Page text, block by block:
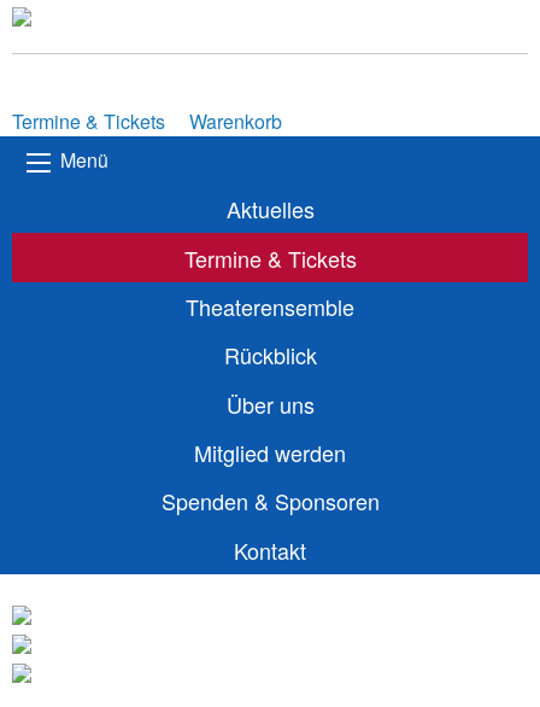
Termine & Tickets
Warenkorb
Menü
Aktuelles
Termine & Tickets
Theaterensemble
Rückblick
Über uns
Mitglied werden
Spenden & Sponsoren
Kontakt